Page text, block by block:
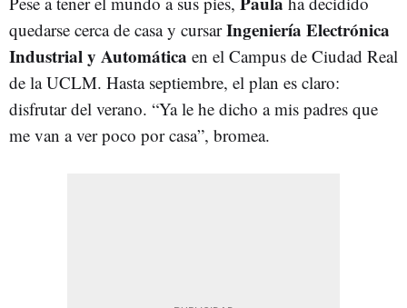
quedarse cerca de casa y cursarIngeniería Electrónica
Industrial y Automática en el Campus de Ciudad Real
de la UCLM. Hasta septiembre, el plan es claro:
disfrutar del verano. “Ya le he dicho a mis padres que
me van a ver poco por casa”, bromea.